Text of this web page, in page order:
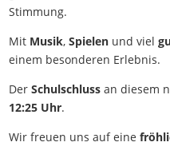
Stimmung.
Mit Musik,Spielen und viel
einem besonderen Erlebnis.
DerSchulschluss an diesem
12:25 Uhr.
Wir freuen uns auf eine